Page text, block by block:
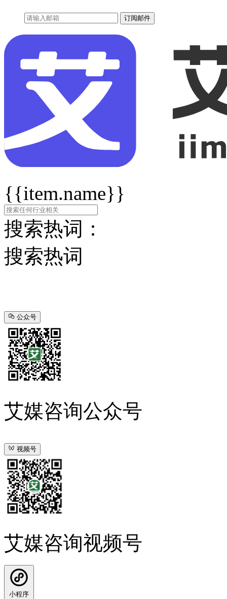
订阅邮件
{{item.name}}
搜索热词：
搜索热词
公众号
艾媒咨询公众号
视频号
艾媒咨询视频号
小程序